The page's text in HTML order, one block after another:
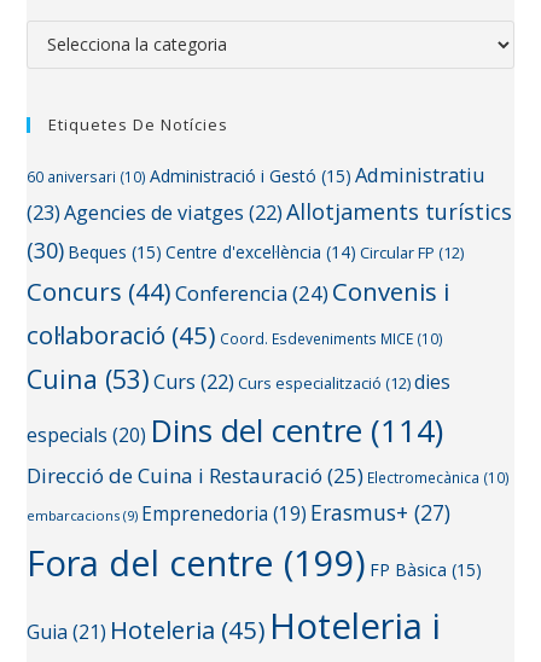
Etiquetes De Notícies
60 aniversari (10) Administració i Gestó (15) Administratiu
(23) Agencies de viatges (22) Allotjaments turístics
(30) Beques (15) Centre d'excel·lència (14) Circular FP (12)
Concurs (44)Conferencia(24) Convenis i
col·laboració (45) Coord. Esdeveniments MICE (10)
Cuina (53) Curs (22) Curs especialització (12)dies
especials (20) Dins del centre (114)
Direcció de Cuina i Restauració (25) Electromecànica (10)
embarcacions (9) Emprenedoria (19) Erasmus+ (27)
Fora del centre (199) FP Bàsica (15)
Guia (21) Hoteleria (45) Hoteleria i